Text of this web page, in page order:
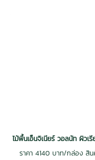
ไม้พื้นเอ็นจิเนียร์ วอลนัท ผิว
ราคา 4140 บาท/กล่อง สิน